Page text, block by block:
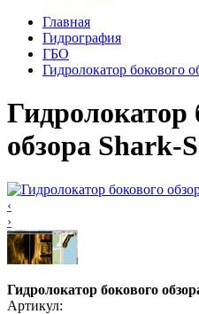
Главная
Гидрография
ГБО
Гидролокатор бокового
Гидролокатор
обзора Shark-
‹
›
Гидролокатор бокового
Артикул: